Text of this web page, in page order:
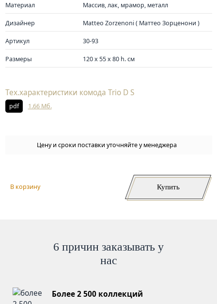
Материал Массив, лак, мрамор, металл
Дизайнер Matteo Zorzenoni ( Маттео Зорценони )
Артикул 30-93
Размеры 120 x 55 x 80 h. см
Тех.характеристики комода Trio D S
pdf 1.66 Мб.
Цену и сроки поставки уточняйте у менеджера
В корзину Купить
6 причин заказывать у
нас
Более 2 500 коллекций